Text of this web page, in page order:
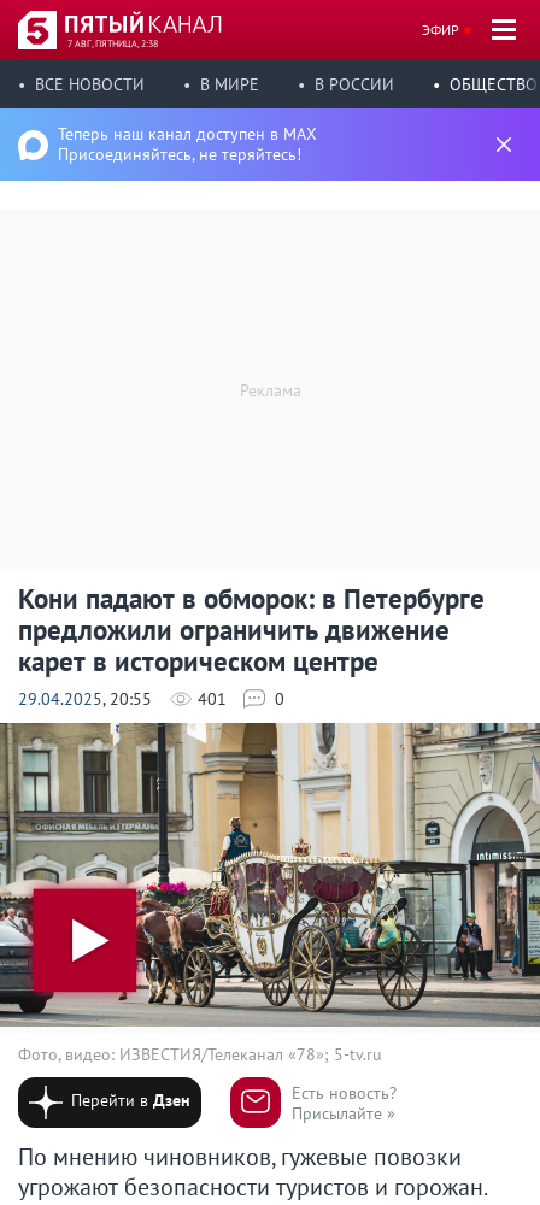
7 АВГ, ПЯТНИЦА, 2:38
ЭФИР
ВСЕ НОВОСТИ В МИРЕ В РОССИИ ОБЩЕСТВО
Теперь наш канал доступен в MAX
Присоединяйтесь, не теряйтесь!
Кони падают в обморок: в Петербурге
предложили ограничить движение
карет в историческом центре
29.04.2025, 20:55 401 0
Фото, видео: ИЗВЕСТИЯ/Телеканал «78»; 5-tv.ru
Перейти вДзен
Есть новость?
Присылайте »
По мнению чиновников, гужевые повозки
угрожают безопасности туристов и горожан.